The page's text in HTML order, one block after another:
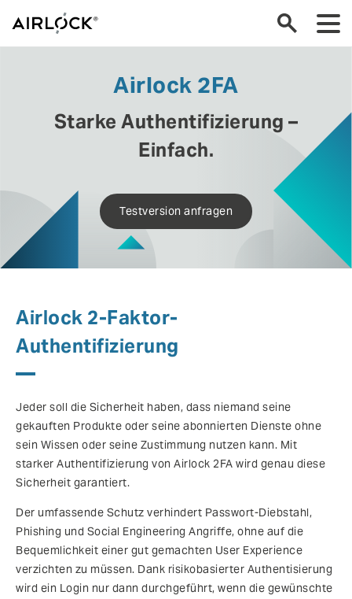
Airlock 2FA
Starke Authentifizierung –
Einfach.
Testversion anfragen
Airlock 2-Faktor-
Authentifizierung
Jeder soll die Sicherheit haben, dass niemand seine
gekauften Produkte oder seine abonnierten Dienste ohne
sein Wissen oder seine Zustimmung nutzen kann. Mit
starker Authentifizierung von Airlock 2FA wird genau diese
Sicherheit garantiert.
Der umfassende Schutz verhindert Passwort-Diebstahl,
Phishing und Social Engineering Angriffe, ohne auf die
Bequemlichkeit einer gut gemachten User Experience
verzichten zu müssen. Dank risikobasierter Authentisierung
wird ein Login nur dann durchgeführt, wenn die gewünschte